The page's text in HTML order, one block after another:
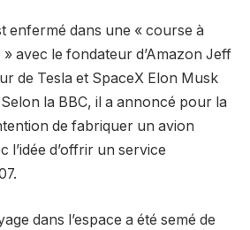
enfermé dans une « course à
» avec le fondateur d’Amazon Jeff
de Tesla et SpaceX Elon Musk
la BBC, il a annoncé pour la
de fabriquer un avion
l’idée d’offrir un service
dans l’espace a été semé de